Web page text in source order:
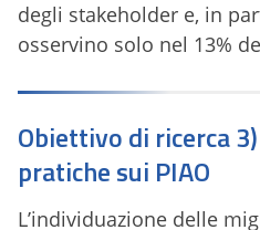
degli stakeholder e, in
osservino solo nel 13%
Obiettivo di ricerca
pratiche sui PIAO
L’individuazione delle